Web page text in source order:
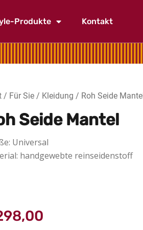
Produkte Kontakt
/ Für Sie / Kleidung / Roh Seide Mantel
Seide Mantel
Universal
handgewebte reinseidenstoff